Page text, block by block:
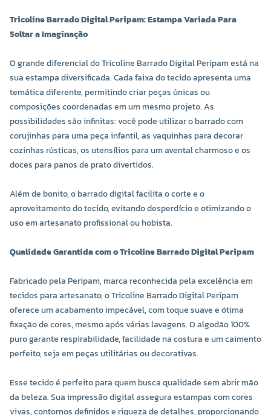
Tricoline Barrado Digital Peripam: Estampa Variada Para
Soltar a Imaginação
O grande diferencial do Tricoline Barrado Digital Peripam está na
sua estampa diversificada. Cada faixa do tecido apresenta uma
temática diferente, permitindo criar peças únicas ou
composições coordenadas em um mesmo projeto. As
possibilidades são infinitas: você pode utilizar o barrado com
corujinhas para uma peça infantil, as vaquinhas para decorar
cozinhas rústicas, os utensílios para um avental charmoso e os
doces para panos de prato divertidos.
Além de bonito, o barrado digital facilita o corte e o
aproveitamento do tecido, evitando desperdício e otimizando o
uso em artesanato profissional ou hobista.
Qualidade Garantida com o Tricoline Barrado Digital Peripam
Fabricado pela Peripam, marca reconhecida pela excelência em
tecidos para artesanato, o Tricoline Barrado Digital Peripam
oferece um acabamento impecável, com toque suave e ótima
fixação de cores, mesmo após várias lavagens. O algodão 100%
puro garante respirabilidade, facilidade na costura e um caimento
perfeito, seja em peças utilitárias ou decorativas.
Esse tecido é perfeito para quem busca qualidade sem abrir mão
da beleza. Sua impressão digital assegura estampas com cores
vivas, contornos definidos e riqueza de detalhes, proporcionando